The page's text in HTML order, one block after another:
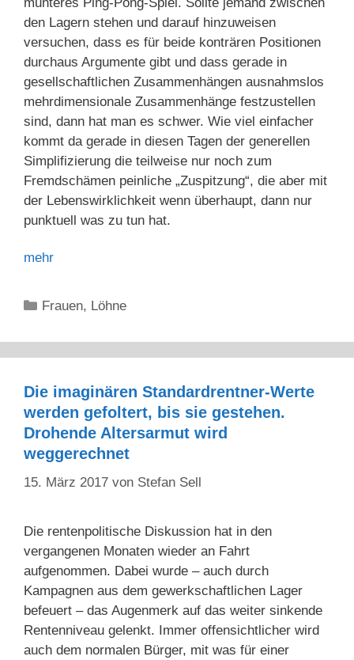
den Lagern stehen und darauf hinzuweisen
versuchen, dass es für beide konträren Positionen
durchaus Argumente gibt und dass gerade in
gesellschaftlichen Zusammenhängen ausnahmslos
mehrdimensionale Zusammenhänge festzustellen
sind, dann hat man es schwer. Wie viel einfacher
kommt da gerade in diesen Tagen der generellen
Simplifizierung die teilweise nur noch zum
Fremdschämen peinliche „Zuspitzung“, die aber mit
der Lebenswirklichkeit wenn überhaupt, dann nur
punktuell was zu tun hat.
mehr
Kategorien
Frauen, Löhne
Die imaginären Standardrentner-Werte
werden gefoltert, bis sie gestehen.
Drohende Altersarmut wird
weggerechnet
15. März 2017 von Stefan Sell
Die rentenpolitische Diskussion hat in den
vergangenen Monaten wieder an Fahrt
aufgenommen. Dabei wurde – auch durch
Kampagnen aus dem gewerkschaftlichen Lager
befeuert – das Augenmerk auf das weiter sinkende
Rentenniveau gelenkt. Immer offensichtlicher wird
auch dem normalen Bürger, mit was für einer